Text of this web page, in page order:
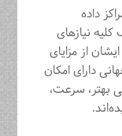
داده
کلیه نیازهای
از مزایای
دارای امکان
بهتر، سرعت،